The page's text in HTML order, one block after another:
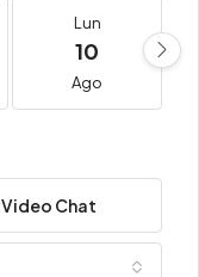
Lun
10
Ago
Video Chat